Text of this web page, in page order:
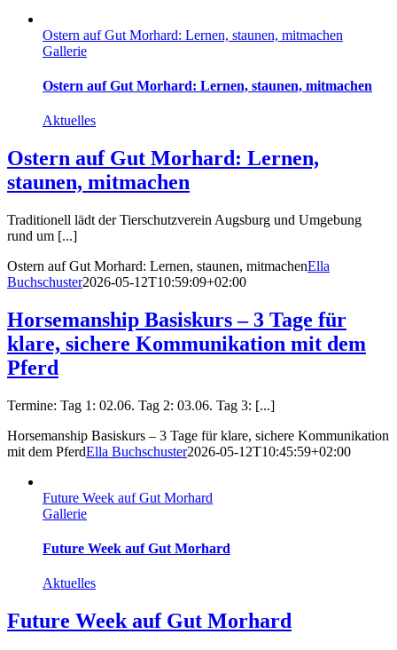
Ostern auf Gut Morhard: Lernen, staunen, mitmachen
Gallerie
Ostern auf Gut Morhard: Lernen, staunen, mitmachen
Aktuelles
Ostern auf Gut Morhard: Lernen,
staunen, mitmachen
Traditionell lädt der Tierschutzverein Augsburg und Umgebung
rund um [...]
Ostern auf Gut Morhard: Lernen, staunen, mitmachenElla
Buchschuster2026-05-12T10:59:09+02:00
Horsemanship Basiskurs – 3 Tage für
klare, sichere Kommunikation mit dem
Pferd
Termine: Tag 1: 02.06. Tag 2: 03.06. Tag 3: [...]
Horsemanship Basiskurs – 3 Tage für klare, sichere Kommunikation
mit dem PferdElla Buchschuster2026-05-12T10:45:59+02:00
Future Week auf Gut Morhard
Gallerie
Future Week auf Gut Morhard
Aktuelles
Future Week auf Gut Morhard